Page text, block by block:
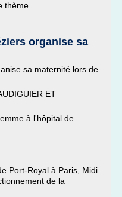
thème
organise sa
sa maternité lors de
ET
à l'hôpital de
Port-Royal à Paris, Midi
de la